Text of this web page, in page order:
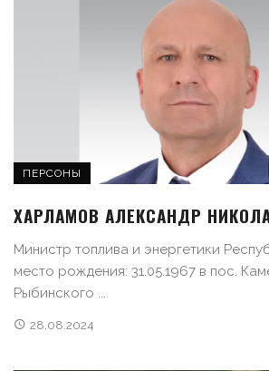
ПЕРСОНЫ
ХАРЛАМОВ АЛЕКСАНДР
Министр топлива и энергетики
место рождения: 31.05.1967 в пос.
Рыбинского ...
28.08.2024